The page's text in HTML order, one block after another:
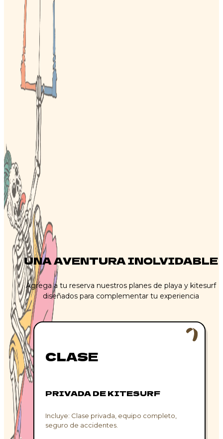
SITUADO FRENTE A LA PLAYA
WIFI GRATIS
INSTALACIONES PARA DEPORTES
RESTAURANTE
ACUÁTICOS EN EL ALOJAMIENTO
UNA AVENTURA INOLVIDABLE
Agrega a tu reserva nuestros planes de playa y kitesurf
diseñados para complementar tu experiencia
CLASE
PRIVADA DE KITESURF
Incluye: Clase privada, equipo completo,
seguro de accidentes.